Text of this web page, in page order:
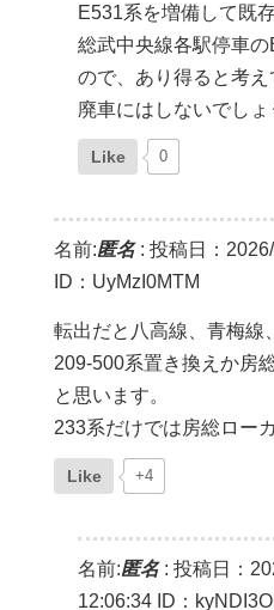
E531系を増備して既
総武中央線各駅停車
ので、あり得ると考え
廃車にはしないでしょ
Like 0
名前:匿名: 投稿日：
ID：UyMzI0MTM
転出だと八高線、青梅線
209-500系置き換えか房
と思います。
233系だけでは房総ロー
Like +4
名前:匿名: 投稿日：
12:06:34 ID：